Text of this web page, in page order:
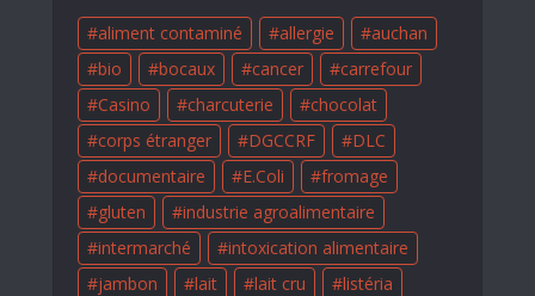
aliment contaminé allergie
auchan
bio
bocaux cancer
carrefour
Casino
charcuterie
chocolat
corps étranger
DGCCRF
DLC
documentaire
E.Coli
fromage
gluten
industrie agroalimentaire
intermarché
intoxication alimentaire
jambon
lait lait cru
listéria